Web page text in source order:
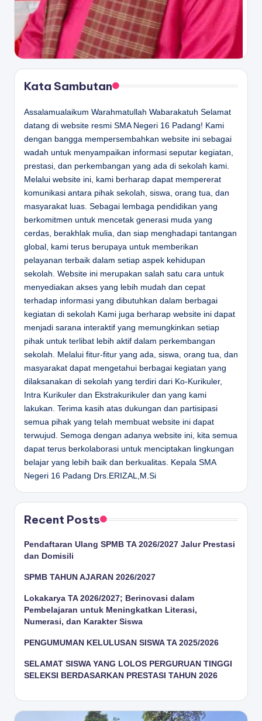
Kata Sambutan
Assalamualaikum Warahmatullah Wabarakatuh Selamat
datang di website resmi SMA Negeri 16 Padang! Kami
dengan bangga mempersembahkan website ini sebagai
wadah untuk menyampaikan informasi seputar kegiatan,
prestasi, dan perkembangan yang ada di sekolah kami.
Melalui website ini, kami berharap dapat mempererat
komunikasi antara pihak sekolah, siswa, orang tua, dan
masyarakat luas. Sebagai lembaga pendidikan yang
berkomitmen untuk mencetak generasi muda yang
cerdas, berakhlak mulia, dan siap menghadapi tantangan
global, kami terus berupaya untuk memberikan
pelayanan terbaik dalam setiap aspek kehidupan
sekolah. Website ini merupakan salah satu cara untuk
menyediakan akses yang lebih mudah dan cepat
terhadap informasi yang dibutuhkan dalam berbagai
kegiatan di sekolah Kami juga berharap website ini dapat
menjadi sarana interaktif yang memungkinkan setiap
pihak untuk terlibat lebih aktif dalam perkembangan
sekolah. Melalui fitur-fitur yang ada, siswa, orang tua, dan
masyarakat dapat mengetahui berbagai kegiatan yang
dilaksanakan di sekolah yang terdiri dari Ko-Kurikuler,
Intra Kurikuler dan Ekstrakurikuler dan yang kami
lakukan. Terima kasih atas dukungan dan partisipasi
semua pihak yang telah membuat website ini dapat
terwujud. Semoga dengan adanya website ini, kita semua
dapat terus berkolaborasi untuk menciptakan lingkungan
belajar yang lebih baik dan berkualitas. Kepala SMA
Negeri 16 Padang Drs.ERIZAL,M.Si
Recent Posts
Pendaftaran Ulang SPMB TA 2026/2027 Jalur Prestasi
dan Domisili
SPMB TAHUN AJARAN 2026/2027
Lokakarya TA 2026/2027; Berinovasi dalam
Pembelajaran untuk Meningkatkan Literasi,
Numerasi, dan Karakter Siswa
PENGUMUMAN KELULUSAN SISWA TA 2025/2026
SELAMAT SISWA YANG LOLOS PERGURUAN TINGGI
SELEKSI BERDASARKAN PRESTASI TAHUN 2026